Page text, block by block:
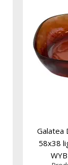
Galatea
58x38